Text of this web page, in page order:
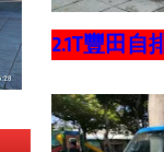
2.1T豐田自